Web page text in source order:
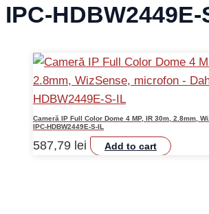
IPC-HDBW2449E-
Cameră IP Full Color Dome 4 MP, IR 30m, 2.8mm,
IPC-HDBW2449E-S-IL
587,79 lei Add to cart